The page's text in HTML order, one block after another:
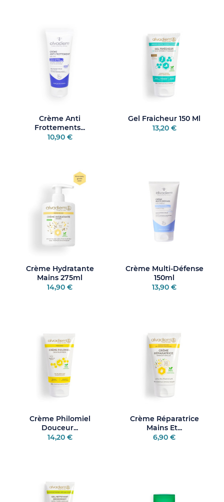
Crème Anti
Frottements...
10,90 €
Gel Fraicheur 150 Ml
13,20 €
Crème Hydratante
Mains 275ml
14,90 €
Crème Multi-Défense
150ml
13,90 €
Crème Philomiel
Douceur...
14,20 €
Crème Réparatrice
Mains Et...
6,90 €